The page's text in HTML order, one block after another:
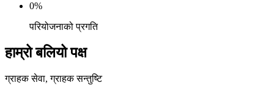
0%
परियोजनाको प्रगति
हाम्रो बलियो पक्ष
ग्राहक सेवा, ग्राहक सन्तुष्टि